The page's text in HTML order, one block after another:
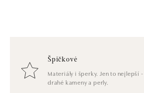
Špičkové
Materiály i šperky. Jen to nejlepší
drahé kameny a perly.